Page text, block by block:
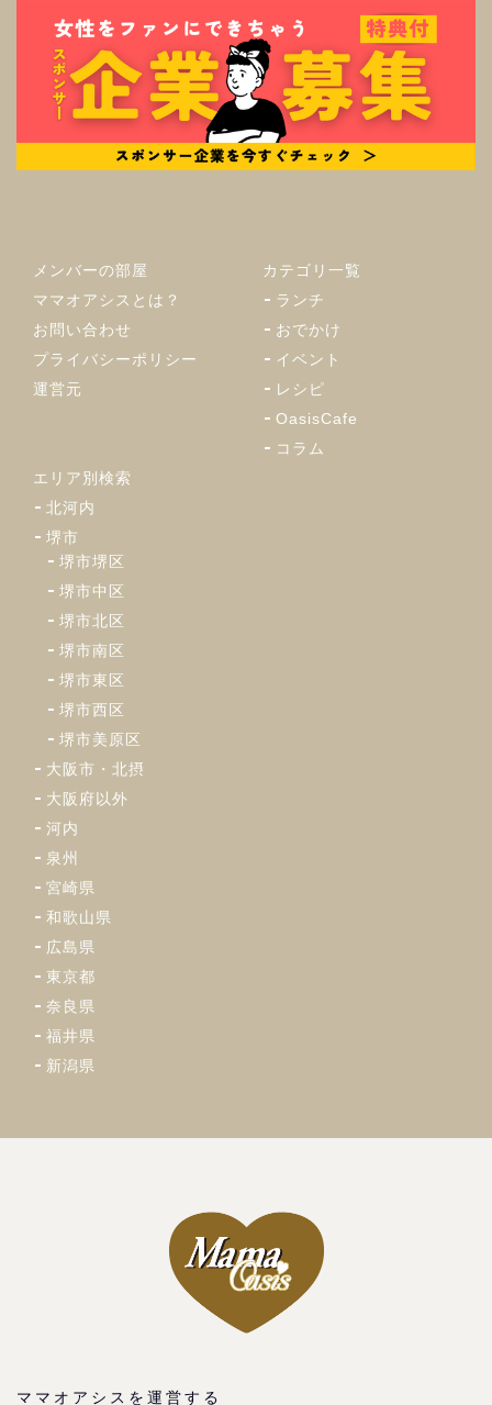
メンバーの部屋
ママオアシスとは？
お問い合わせ
プライバシーポリシー
運営元
カテゴリ一覧
ランチ
おでかけ
イベント
レシピ
OasisCafe
コラム
エリア別検索
北河内
堺市
堺市堺区
堺市中区
堺市北区
堺市南区
堺市東区
堺市西区
堺市美原区
大阪市・北摂
大阪府以外
河内
泉州
宮崎県
和歌山県
広島県
東京都
奈良県
福井県
新潟県
ママオアシスを運営する